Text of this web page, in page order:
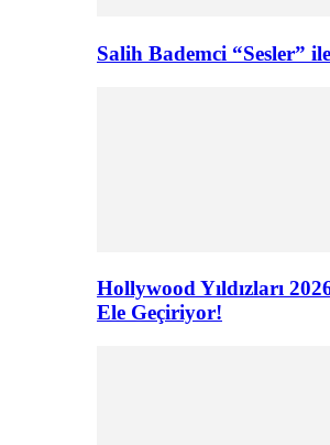
Salih Bademci “Sesler”
Hollywood Yıldızları
Ele Geçiriyor!